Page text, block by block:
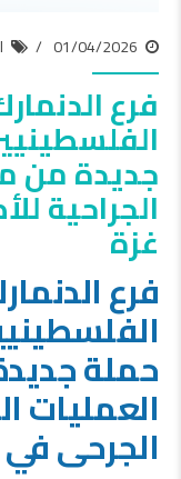
01/04/2026
فرع
جديدة من
الجراحية
غزة
فرع
حملة
العمليات
الجرحى